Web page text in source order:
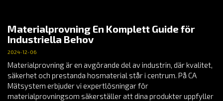
Materialprovning En Komplett Guide för
Industriella Behov
2024-12-06
Materialprovning är en avgörande del av industrin, där kvalitet,
säkerhet och prestanda hosmaterial står i centrum. På CA
Mätsystem erbjuder vi expertlösningar för
materialprovningsom säkerställer att dina produkter uppfyller